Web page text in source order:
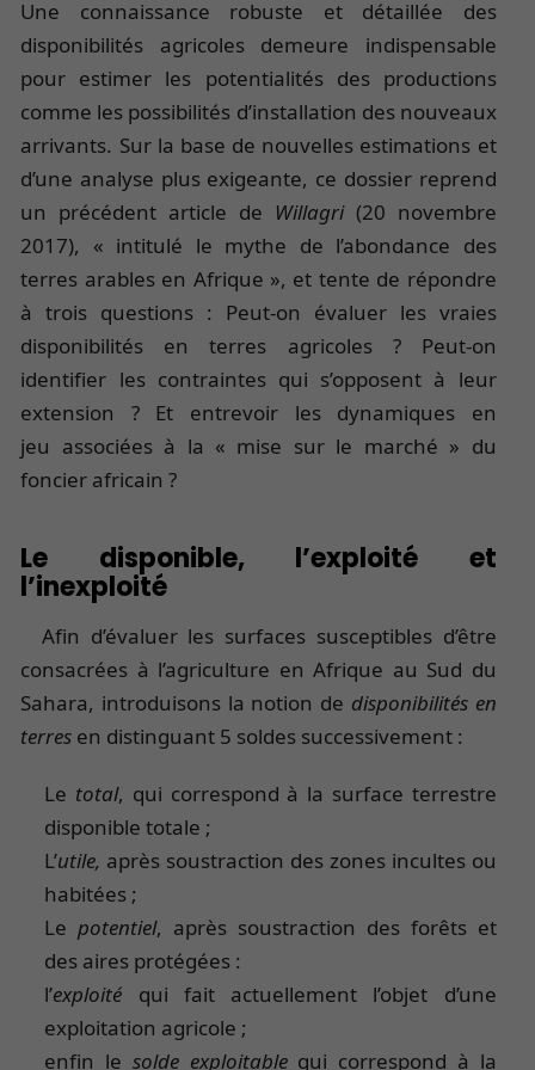
Une connaissance robuste et détaillée des
disponibilités agricoles demeure indispensable
pour estimer les potentialités des productions
comme les possibilités d’installation des nouveaux
arrivants. Sur la base de nouvelles estimations et
d’une analyse plus exigeante, ce dossier reprend
un précédent article de Willagri (20 novembre
2017), « intitulé le mythe de l’abondance des
terres arables en Afrique », et tente de répondre
à trois questions : Peut-on évaluer les vraies
disponibilités en terres agricoles ? Peut-on
identifier les contraintes qui s’opposent à leur
extension ? Et entrevoir les dynamiques en
jeu associées à la « mise sur le marché » du
foncier africain ?
Le disponible, l’exploité et
l’inexploité
Afin d’évaluer les surfaces susceptibles d’être
consacrées à l’agriculture en Afrique au Sud du
Sahara, introduisons la notion de disponibilités en
terres en distinguant 5 soldes successivement :
Le total, qui correspond à la surface terrestre
disponible totale ;
L’utile, après soustraction des zones incultes ou
habitées ;
Lepotentiel, après soustraction des forêts et
des aires protégées :
l’exploité qui fait actuellement l’objet d’une
exploitation agricole ;
enfin le solde exploitable qui correspond à la